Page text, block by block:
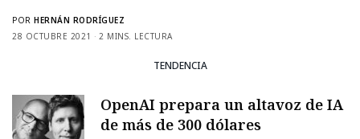
POR HERNÁN RODRÍGUEZ
28 OCTUBRE 2021
2 MINS. LECTURA
TENDENCIA
OpenAI prepara un altavoz de IA
de más de 300 dólares